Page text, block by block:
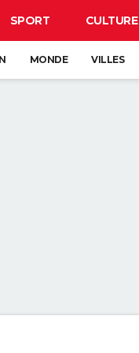
SPORT CULTURE
MONDE VILLES